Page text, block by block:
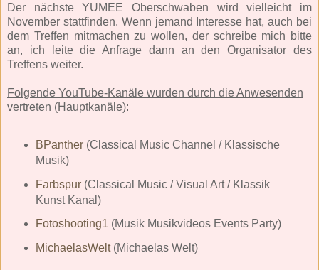
Der nächste YUMEE Oberschwaben wird vielleicht im
November stattfinden. Wenn jemand Interesse hat, auch bei
dem Treffen mitmachen zu wollen, der schreibe mich bitte
an, ich leite die Anfrage dann an den Organisator des
Treffens weiter.
Folgende YouTube-Kanäle wurden durch die Anwesenden
vertreten (Hauptkanäle):
BPanther(Classical Music Channel / Klassische
Musik)
Farbspur(Classical Music / Visual Art / Klassik
Kunst Kanal)
Fotoshooting1 (Musik Musikvideos Events Party)
MichaelasWelt(Michaelas Welt)